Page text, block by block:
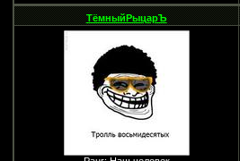
ТёмныйРыцарЪ